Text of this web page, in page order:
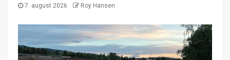
7. august 2026 Roy Hansen